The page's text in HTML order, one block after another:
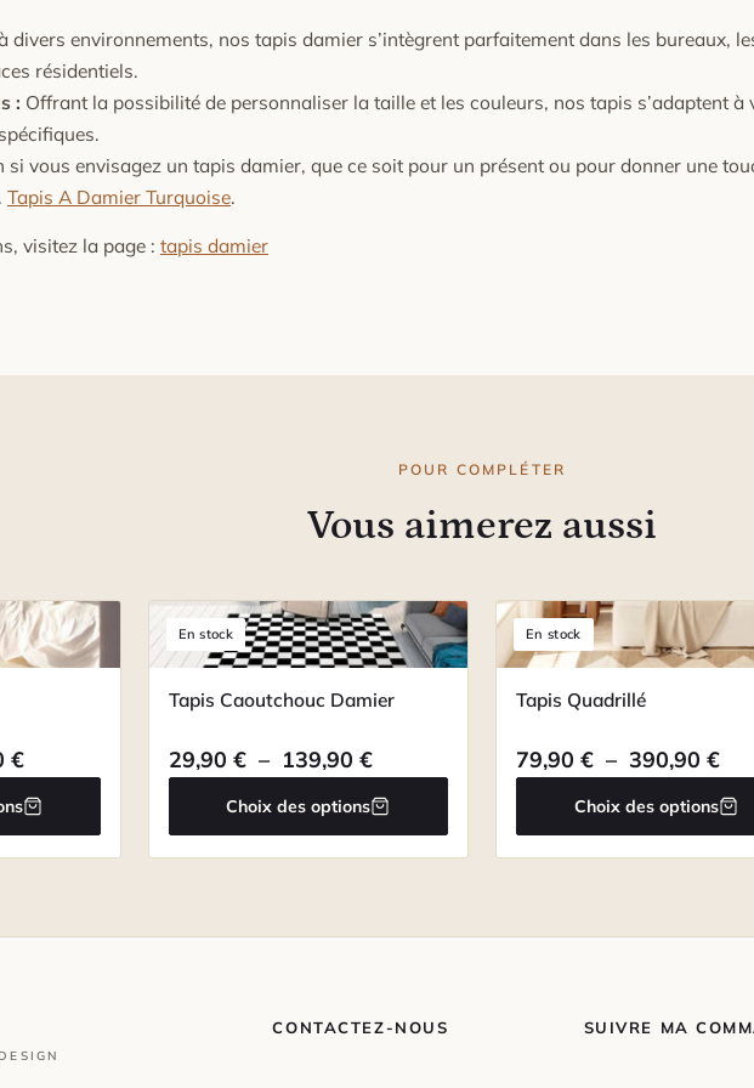
divers environnements, nos tapis damier s’intègrent parfaitement dans les bureaux,
résidentiels.
: Offrant la possibilité de personnaliser la taille et les couleurs, nos tapis s’adaptent à
si vous envisagez un tapis damier, que ce soit pour un présent ou pour donner une
Tapis A Damier Turquoise.
visitez la page : tapis damier
POUR COMPLÉTER
Vous aimerez aussi
€Plage de prix : 69,90 € à 380,90 €
En stock
Tapis Caoutchouc Damier
29,90 € – 139,90 €Plage de prix : 29,90 € à 139,90 €
Choix des options
En stock
Tapis Quadrillé
79,90 € – 390,90 €
Choix des options
CONTACTEZ-NOUS SUIVRE MA